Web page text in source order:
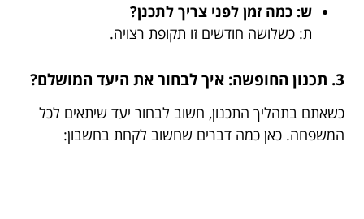
ש: כמה זמן לפני צריך לתכנן?
ת: כשלושה חודשים זו תקופת רצויה.
3. תכנון החופשה: איך לבחור את היעד המושלם?
כשאתם בתהליך התכנון, חשוב לבחור יעד שיתאים לכל
המשפחה. כאן כמה דברים שחשוב לקחת בחשבון: